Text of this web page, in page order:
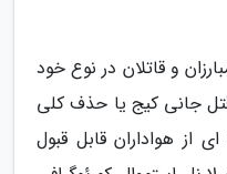
و قاتلان در نوع خود
جانی کیج یا حذف کلی
از هواداران قابل قبول